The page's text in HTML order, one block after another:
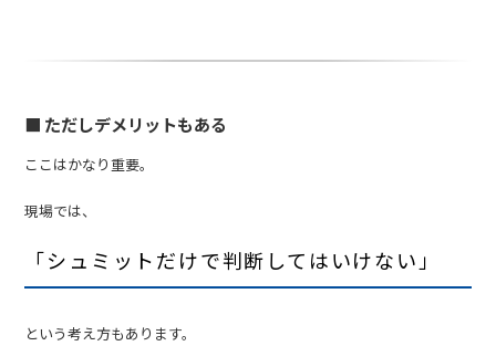
■ ただしデメリットもある
ここはかなり重要。
現場では、
「シュミットだけで判断してはいけない」
という考え方もあります。